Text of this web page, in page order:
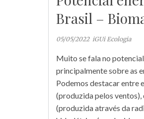
Brasil –
05/05/2022 iGUi Ecologia
Muito se fala no
principalmente sobre as
Podemos destacar entre
(produzida pelos ventos),
(produzida através da